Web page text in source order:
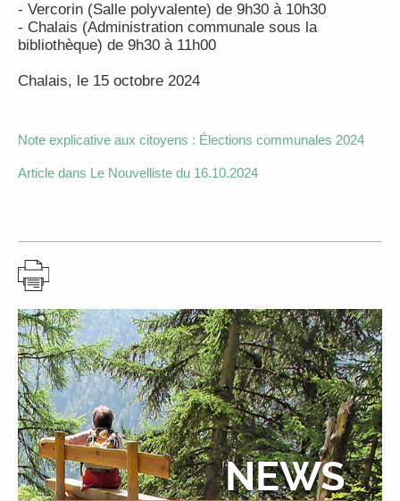
- Vercorin (Salle polyvalente) de 9h30 à 10h30
- Chalais (Administration communale sous la
bibliothèque) de 9h30 à 11h00
Chalais, le 15 octobre 2024
Note explicative aux citoyens : Élections communales 2024
Article dans Le Nouvelliste du 16.10.2024
NEWS